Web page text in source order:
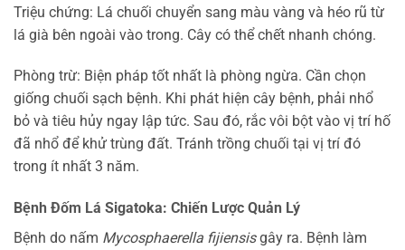
Triệu chứng: Lá chuối chuyển sang màu vàng và héo rũ từ
lá già bên ngoài vào trong. Cây có thể chết nhanh chóng.
Phòng trừ: Biện pháp tốt nhất là phòng ngừa. Cần chọn
giống chuối sạch bệnh. Khi phát hiện cây bệnh, phải nhổ
bỏ và tiêu hủy ngay lập tức. Sau đó, rắc vôi bột vào vị trí hố
đã nhổ để khử trùng đất. Tránh trồng chuối tại vị trí đó
trong ít nhất 3 năm.
Bệnh Đốm Lá Sigatoka: Chiến Lược Quản Lý
Bệnh do nấm Mycosphaerella fijiensisgây ra. Bệnh làm